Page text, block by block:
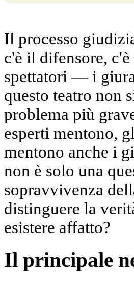
Il processo
c'è il difensore,
spettatori — i
questo teatro non
problema più
esperti mentono,
mentono anche i
non è solo una
sopravvivenza
distinguere la
esistere affatto?
Il principale